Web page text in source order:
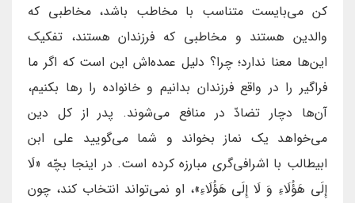
کن می‌بایست متناسب با مخاطب باشد، مخاطبی که
والدین هستند و مخاطبی که فرزندان هستند، تفکیک
این‌ها معنا ندارد؛ چرا؟ دلیل عمده‌اش این است که اگر ما
فراگیر را در واقع فرزندان بدانیم و خانواده را رها بکنیم،
آن‌ها دچار تضادّ در منافع می‌شوند. پدر از کل دین
می‌خواهد یک نماز بخواند و شما می‌گویید علی ابن
ابیطالب با اشرافی‌گری مبارزه کرده است. در اینجا بچّه «لَا
إِلَى هَؤُلَاءِ وَ لَا إِلَى هَؤُلَاءِ»، او نمی‌تواند انتخاب کند، چون